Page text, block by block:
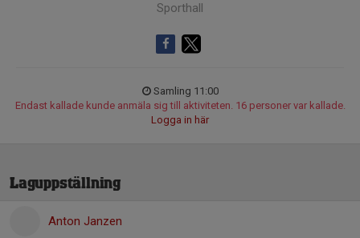
Sporthall
Samling 11:00
Endast kallade kunde anmäla sig till aktiviteten. 16 personer var kallade.
Logga in här
Laguppställning
Anton Janzen